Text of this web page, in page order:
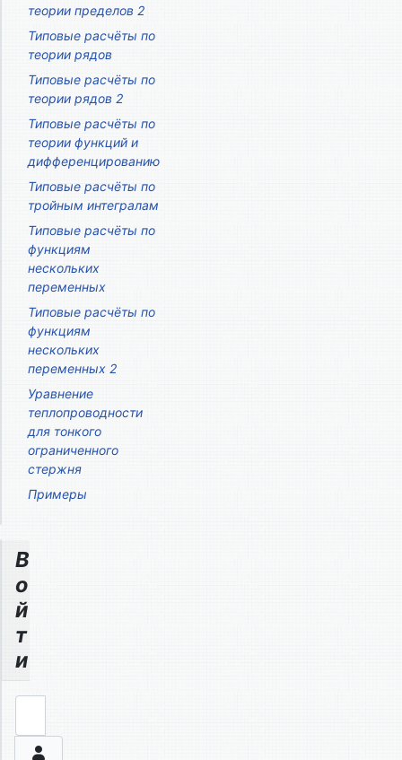
теории пределов 2
Типовые расчёты по
теории рядов
Типовые расчёты по
теории рядов 2
Типовые расчёты по
теории функций и
дифференцированию
Типовые расчёты по
тройным интегралам
Типовые расчёты по
функциям
нескольких
переменных
Типовые расчёты по
функциям
нескольких
переменных 2
Уравнение
теплопроводности
для тонкого
ограниченного
стержня
Примеры
В
о
й
т
и